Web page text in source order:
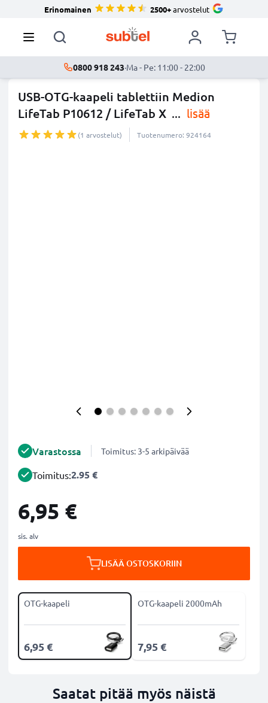
Erinomainen 2500+arvostelut
0800 918 243·Ma - Pe: 11:00 - 22:00
USB-OTG-kaapeli tablettiin Medion
LifeTab P10612 / LifeTab X ... lisää
(1 arvostelut) Tuotenumero: 924164
Varastossa Toimitus: 3-5 arkipäivää
Toimitus:2.95 €
6,95 €
sis. alv
LISÄÄ OSTOSKORIIN
OTG-kaapeli
6,95 €
OTG-kaapeli 2000mAh
7,95 €
Saatat pitää myös näistä